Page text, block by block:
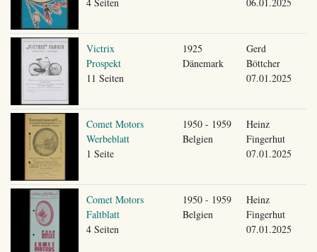
Victrix
Prospekt
11 Seiten
1925
Dänemark
Gerd
Böttcher
07.01.2025
Comet Motors
Werbeblatt
1 Seite
1950 - 1959
Belgien
Heinz
Fingerhut
07.01.2025
Comet Motors
Faltblatt
4 Seiten
1950 - 1959
Belgien
Heinz
Fingerhut
07.01.2025